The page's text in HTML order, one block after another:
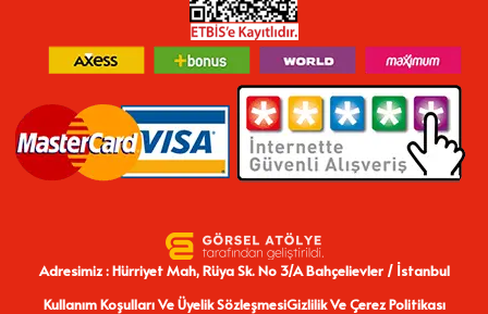
Yüksek çözünürlüklü baskı sayesinde görseller canlı ve net görünür.
Bu da yaşam alanlarınıza profesyonel bir dokunuş katar.
✅Dayanıklı Malzeme
Üretimde kullanılan kaliteli kumaş ve ahşap, tabloya uzun ömür
kazandırır.
Hafif yapısı sayesinde ürünü tek bir çiviyle rahatça duvara
asabilirsiniz. Vernikli yüzey, nemli bir bezle kolayca temizlenir.
Adresimiz : Hürriyet Mah, Rüya Sk. No 3/A Bahçelievler / İstanbul
Kullanım Koşulları Ve Üyelik SözleşmesiGizlilik Ve Çerez Politikası